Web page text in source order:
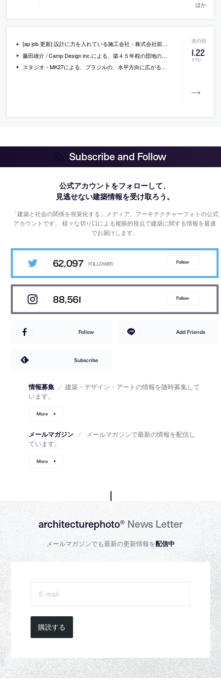
ほか
1.22
FRI
[ap job 更新] 設計に力を入れている施工会社・株式会社前田工務店が、設計スタッフ・現場管理スタッフ・広報スタッフ等を募集中
藤田雄介 / Camp Design inc.による、築４５年程の団地の１室のリノベーション「夏見台の住宅」
スタジオ・MK27による、ブラジルの、水平方向に広がる空間とスロープの見せ方が特徴的な住宅「ramp house」の写真
Subscribe and Follow
公式アカウントをフォローして、
見逃せない建築情報を受け取ろう。
「建築と社会の関係を視覚化する」メディア、アーキテクチャーフォトの公式
アカウントです。様々な切り口による複眼的視点で建築に関する情報を最速
でお届けします。
62,097 Follow
88,561 Follow
Follow Add Friends
Subscribe
情報募集 ／ 建築・デザイン・アートの情報を随時募集して
います。
More
メールマガジン ／
メールマガジンで最新の情報を配信し
ています。
More
architecturephoto®News Letter
メールマガジンでも最新の更新情報を配信中
購読する